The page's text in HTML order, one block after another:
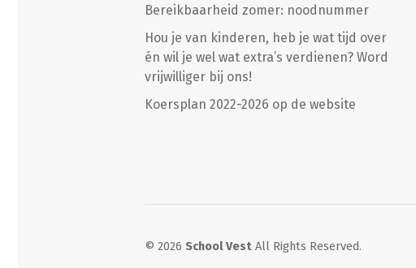
Bereikbaarheid zomer: noodnummer
Hou je van kinderen, heb je wat tijd over
én wil je wel wat extra’s verdienen? Word
vrijwilliger bij ons!
Koersplan 2022-2026 op de website
© 2026 School Vest All Rights Reserved.